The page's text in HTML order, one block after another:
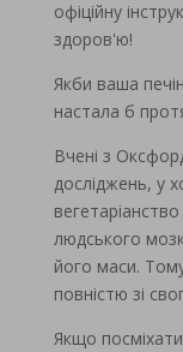
офіційну
здоров'ю!
Якби ваша
настала б
Вчені з
досліджень, у
людського
його маси.
повністю зі
Якщо